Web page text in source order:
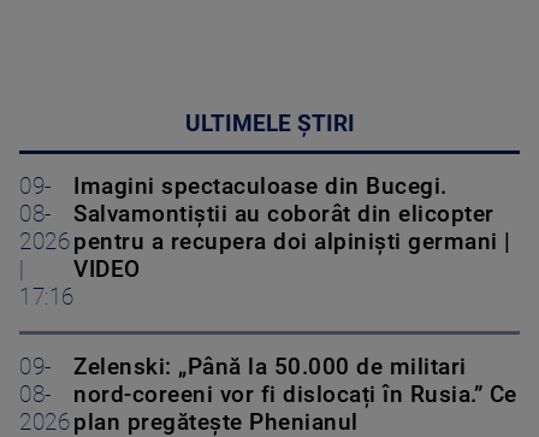
ULTIMELE ȘTIRI
09-
08-
2026
17:16
Imagini spectaculoase din Bucegi.
Salvamontiștii au coborât din elicopter
pentru a recupera doi alpiniști germani |
VIDEO
09-
08-
2026
Zelenski: „Până la 50.000 de militari
nord-coreeni vor fi dislocați în Rusia.” Ce
plan pregătește Phenianul